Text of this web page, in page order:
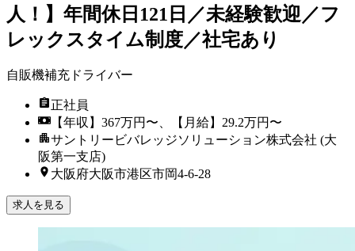
人！】年間休日121日／未経験歓迎／フ
レックスタイム制度／社宅あり
自販機補充ドライバー
正社員
【年収】367万円〜、【月給】29.2万円〜
サントリービバレッジソリューション株式会社 (大
阪第一支店)
大阪府大阪市港区市岡4-6-28
求人を見る